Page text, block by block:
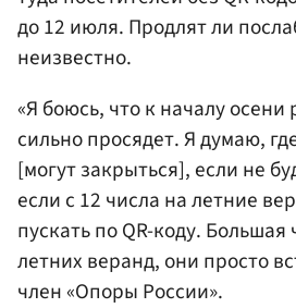
до 12 июля. Продлят ли
неизвестно.
«Я боюсь, что к началу
сильно просядет. Я думаю,
[могут закрыться], если не
если с 12 числа на летние
пускать по QR-коду.
летних веранд, они просто
член «Опоры России».